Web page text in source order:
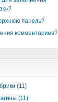
панель?
комментариев?
(11)
(11)